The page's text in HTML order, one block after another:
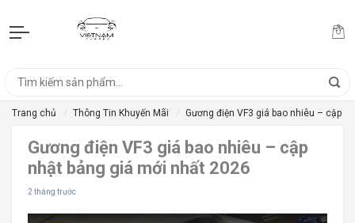
Trang chủ Thông Tin Khuyến Mãi Gương điện VF3 giá bao nhiêu – cập
Gương điện VF3 giá bao nhiêu – cập
nhật bảng giá mới nhất 2026
2 tháng trước